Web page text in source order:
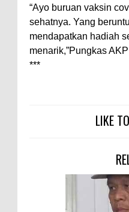
“Ayo buruan vaksin
sehatnya. Yang
mendapatkan hadiah
menarik,”Pungkas
***
LIKE